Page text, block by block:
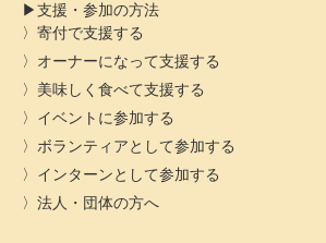
支援・参加の方法
寄付で支援する
オーナーになって支援する
美味しく食べて支援する
イベントに参加する
ボランティアとして参加する
インターンとして参加する
法人・団体の方へ